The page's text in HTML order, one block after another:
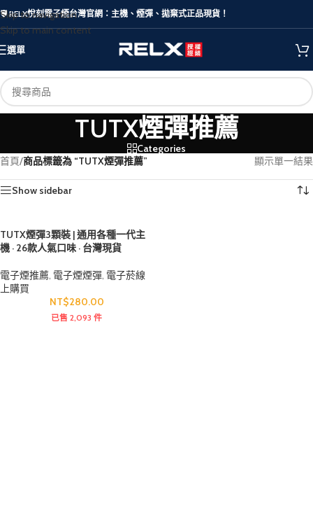
Skip to navigation
Skip to main content
🛡️ RELX悅刻電子煙台灣官網：主機、煙彈、拋棄式正品現貨！
選單
TUTX煙彈推薦
Categories
首頁/商品標籤為 “TUTX煙彈推薦” 顯示單一結果
Show sidebar
TUTX煙彈3顆裝 | 通用各種一代主
機 · 26款人氣口味 · 台灣現貨
電子煙推薦, 電子煙煙彈, 電子菸線
上購買
NT$280.00
已售 2,093 件